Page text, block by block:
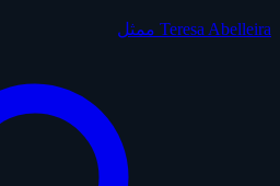
Teresa Abelleira ممثل